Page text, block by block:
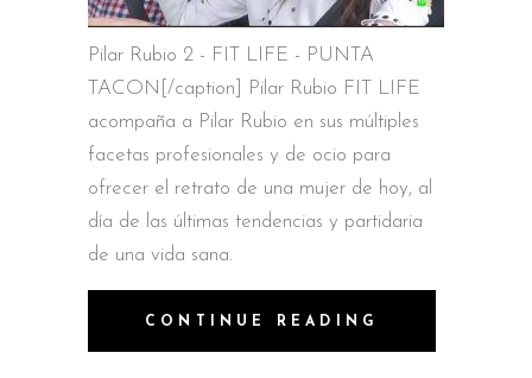
Pilar Rubio 2 - FIT LIFE - PUNTA
TACON[/caption] Pilar Rubio FIT LIFE
acompaña a Pilar Rubio en sus múltiples
facetas profesionales y de ocio para
ofrecer el retrato de una mujer de hoy, al
día de las últimas tendencias y partidaria
de una vida sana.
CONTINUE READING